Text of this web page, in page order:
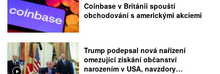
Coinbase v Británii spouští
obchodování s americkými akciemi
Trump podepsal nová nařízení
omezující získání občanství
narozením v USA, navzdory